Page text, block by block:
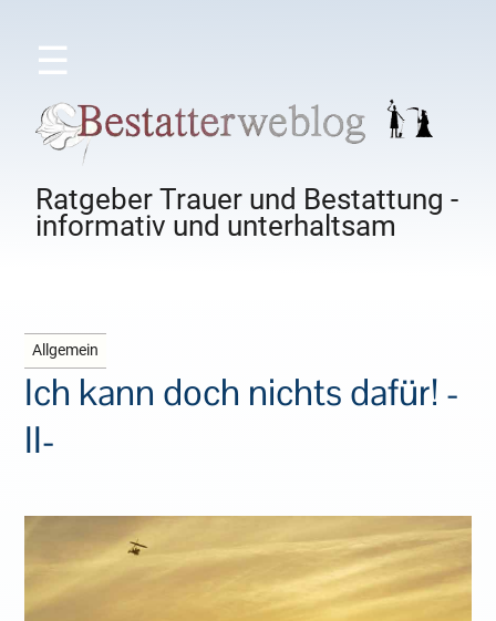
☰
Ratgeber Trauer und Bestattung -
informativ und unterhaltsam
Allgemein
Ich kann doch nichts dafür! -
II-